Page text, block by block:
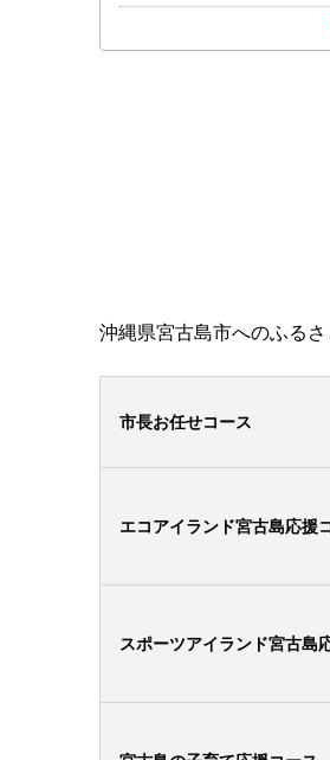
沖縄県宮古島市へのふる
市長お任せコース
エコアイランド宮古島応援
スポーツアイランド宮古島